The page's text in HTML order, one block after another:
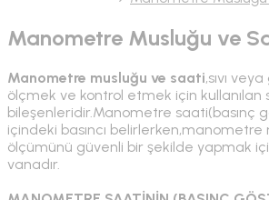
Manometre Musluğu ve
Manometre musluğu ve saati,sıvı
ölçmek ve kontrol etmek için kullanılan
bileşenleridir.Manometre saati(basınç
içindeki basıncı belirlerken,manometre
ölçümünü güvenli bir şekilde yapmak
vanadır.